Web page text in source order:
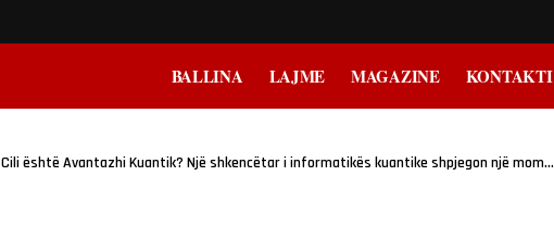
BALLINA LAJME MAGAZINE KONTAKTI
Cili është Avantazhi Kuantik? Një shkencëtar i informatikës kuantike shpjegon një moment historik që po afrohet duke shënuar ardhjen e kompjuterëve jashtëzakonisht të fuqishëm